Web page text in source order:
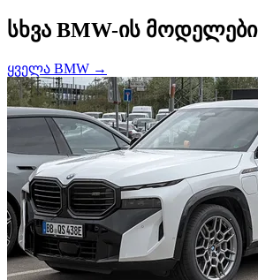
სხვა BMW-ის მოდელები
ყველა BMW →